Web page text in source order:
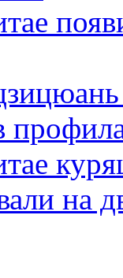
на